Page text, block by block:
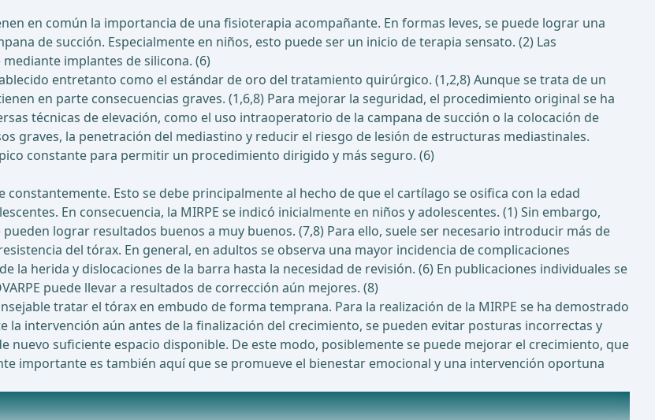
en común la importancia de una fisioterapia acompañante. En formas leves, se puede lograr una
de succión. Especialmente en niños, esto puede ser un inicio de terapia sensato. (2) Las
implantes de silicona. (6)
entretanto como el estándar de oro del tratamiento quirúrgico. (1,2,8) Aunque se trata de un
en parte consecuencias graves. (1,6,8) Para mejorar la seguridad, el procedimiento original se ha
técnicas de elevación, como el uso intraoperatorio de la campana de succión o la colocación de
graves, la penetración del mediastino y reducir el riesgo de lesión de estructuras mediastinales.
constante para permitir un procedimiento dirigido y más seguro. (6)
Esto se debe principalmente al hecho de que el cartílago se osifica con la edad
En consecuencia, la MIRPE se indicó inicialmente en niños y adolescentes. (1) Sin embargo,
lograr resultados buenos a muy buenos. (7,8) Para ello, suele ser necesario introducir más de
del tórax. En general, en adultos se observa una mayor incidencia de complicaciones
herida y dislocaciones de la barra hasta la necesidad de revisión. (6) En publicaciones individuales se
puede llevar a resultados de corrección aún mejores. (8)
tratar el tórax en embudo de forma temprana. Para la realización de la MIRPE se ha demostrado
la intervención aún antes de la finalización del crecimiento, se pueden evitar posturas incorrectas y
nuevo suficiente espacio disponible. De este modo, posiblemente se puede mejorar el crecimiento, que
importante es también aquí que se promueve el bienestar emocional y una intervención oportuna